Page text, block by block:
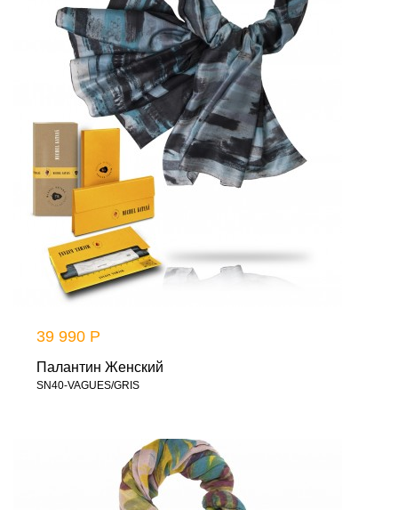
39 990 Р
Палантин Женский
SN40-VAGUES/GRIS